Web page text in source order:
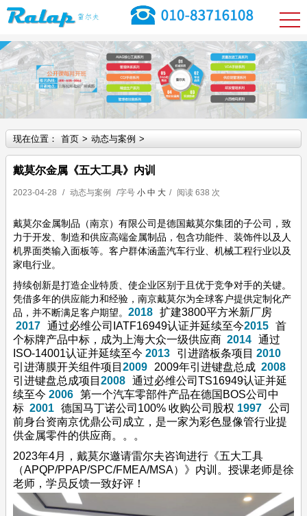
现在位置： 首页 > 动态与案例 >
戴莫尔金属《五大工具》内训
2023-04-28 / 动态与案例 /字号 小 中 大 / 阅读 638 次
戴莫尔金属制品（南京）有限公司是德国戴莫尔集团的子公司，致
力于开发、制造和供应高端金属制品，包含功能件、装饰件以及人
机界面类输入面板等。客户群体涵盖汽车行业、机械工程行业以及
家电行业。
持续创新是打造企业特质、使企业区别于且优于竞争对手的关键。
凭借多年的供应能力和经验，南京戴莫尔为全球客户提供定制化产
品，并不断满足客户期望。 2018 扩建3800平方米新厂房
2017 通过必维公司IATF16949认证并延续至今2015 首
个标牌产品中标，成为上海大众一级供应商 2014 通过
ISO-14001认证并延续至今 2013 引进踏板条项目 2010
引进薄膜开关组件项目 2009 2009年引进键盘总成 2008
引进键盘总成项目 2008 通过必维公司TS16949认证并延
续至今 2006 第一个汽车零部件产品在德国BOS公司中
标 2001 德国马丁诺公司100% 收购公司股权 1997 公司
前身台资南京优鼎公司成立，是一家为彩色显像管行业提
供金属零件的供应商。。。
2023年4月，戴莫尔邀请雷尔夫咨询进行《五大工具
（APQP/PPAP/SPC/FMEA/MSA）》内训。授课老师是徐
老师，学员反馈一致好评！